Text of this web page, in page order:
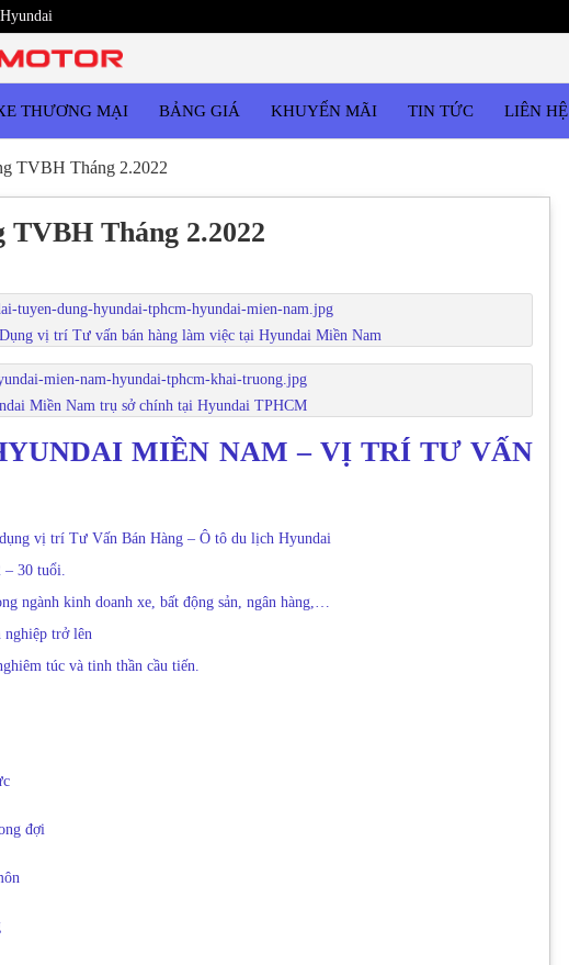
THƯƠNG MẠI BẢNG GIÁ KHUYẾN MÃI TIN TỨC LIÊN HỆ
TVBH Tháng 2.2022
TVBH Tháng 2.2022
vị trí Tư vấn bán hàng làm việc tại Hyundai Miền Nam
Miền Nam trụ sở chính tại Hyundai TPHCM
MIỀN NAM – VỊ TRÍ TƯ VẤN
vị trí Tư Vấn Bán Hàng – Ô tô du lịch Hyundai
– 30 tuổi.
ngành kinh doanh xe, bất động sản, ngân hàng,…
nghiệp trở lên
túc và tinh thần cầu tiến.
đợi